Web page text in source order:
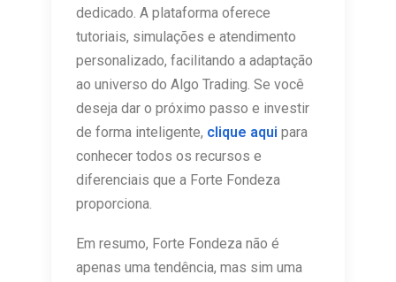
dedicado. A plataforma oferece
tutoriais, simulações e atendimento
personalizado, facilitando a adaptação
ao universo do Algo Trading. Se você
deseja dar o próximo passo e investir
de forma inteligente, clique aqui para
conhecer todos os recursos e
diferenciais que a Forte Fondeza
proporciona.
Em resumo, Forte Fondeza não é
apenas uma tendência, mas sim uma